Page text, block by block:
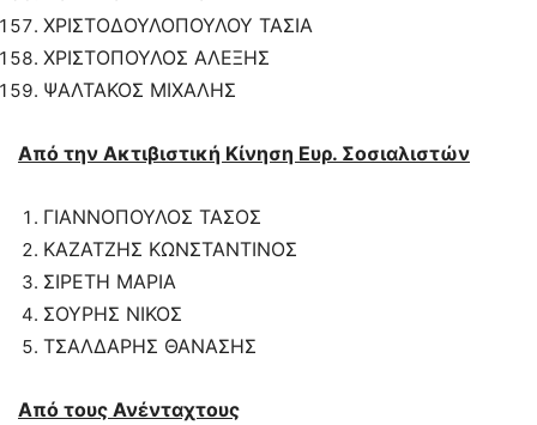
ΧΡΙΣΤΟΔΟΥΛΟΠΟΥΛΟΥ ΤΑΣΙΑ
ΧΡΙΣΤΟΠΟΥΛΟΣ ΑΛΕΞΗΣ
ΨΑΛΤΑΚΟΣ ΜΙΧΑΛΗΣ
Από την Ακτιβιστική Κίνηση Ευρ. Σοσιαλιστών
ΓΙΑΝΝΟΠΟΥΛΟΣ ΤΑΣΟΣ
ΚΑΖΑΤΖΗΣ ΚΩΝΣΤΑΝΤΙΝΟΣ
ΣΙΡΕΤΗ ΜΑΡΙΑ
ΣΟΥΡΗΣ ΝΙΚΟΣ
ΤΣΑΛΔΑΡΗΣ ΘΑΝΑΣΗΣ
Από τους Ανένταχτους